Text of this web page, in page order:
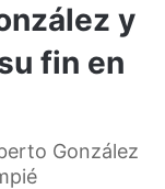
y
fin en
González